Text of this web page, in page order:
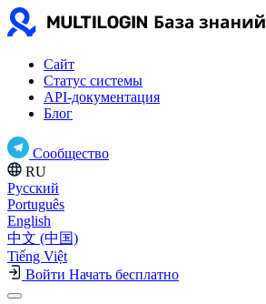
Сайт
Статус системы
API-документация
Блог
Сообщество
RU
Русский
Português
English
中文 (中国)
Tiếng Việt
Войти Начать бесплатно